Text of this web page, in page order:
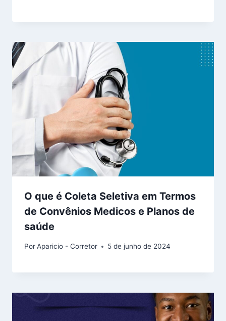
O que é Coleta Seletiva em Termos
de Convênios Medicos e Planos de
saúde
PorAparicio - Corretor 5 de junho de 2024